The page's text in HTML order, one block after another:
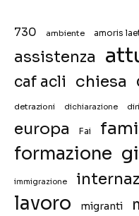
730 ambiente amoris
assistenza
caf acli chiesa
detrazioni dichiarazione
europa Fai
formazione
immigrazione
lavoro migranti